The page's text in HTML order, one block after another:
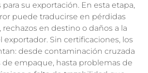
para su exportación. En esta etapa,
puede traducirse en pérdidas
en destino o daños a la
Sin certificaciones, los
desde contaminación cruzada
de empaque, hasta problemas de